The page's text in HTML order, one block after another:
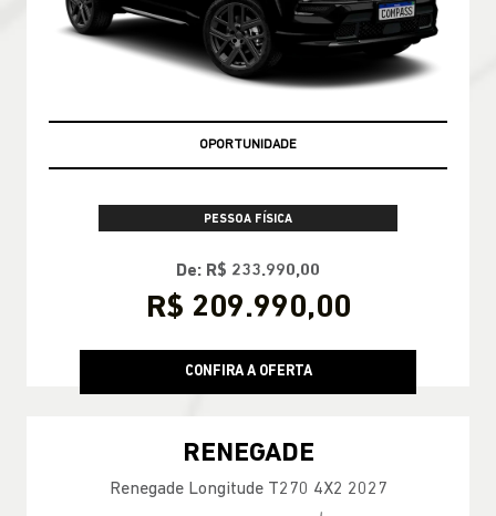
OPORTUNIDADE
PESSOA FÍSICA
De: R$ 233.990,00
R$ 209.990,00
CONFIRA A OFERTA
RENEGADE
Renegade Longitude T270 4X2 2027